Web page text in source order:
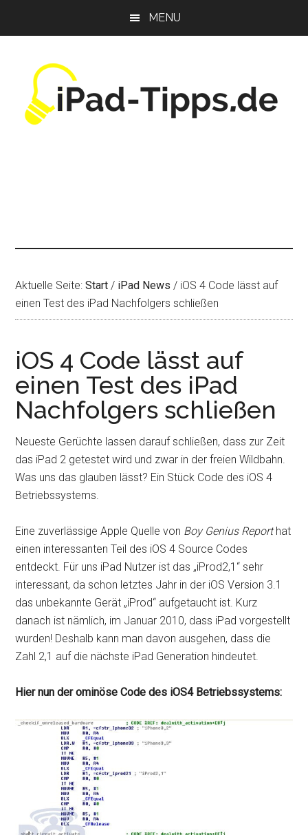
MENU
Aktuelle Seite:Start / iPad News / iOS 4 Code lässt auf
einen Test des iPad Nachfolgers schließen
iOS 4 Code lässt auf
einen Test des iPad
Nachfolgers schließen
Neueste Gerüchte lassen darauf schließen, dass zur Zeit
das iPad 2 getestet wird und zwar in der freien Wildbahn.
Was uns das glauben lässt? Ein Stück Code des iOS 4
Betriebssystems.
Eine zuverlässige Apple Quelle von Boy Genius Reporthat
einen interessanten Teil des iOS 4 Source Codes
entdeckt. Für uns iPad Nutzer ist das „iProd2,1“ sehr
interessant, da schon letztes Jahr in der iOS Version 3.1
das unbekannte Gerät „iProd“ aufgetaucht ist. Kurz
danach ist nämlich, im Januar 2010, dass iPad vorgestellt
wurden! Deshalb kann man davon ausgehen, dass die
Zahl 2,1 auf die nächste iPad Generation hindeutet.
Hier nun der ominöse Code des iOS4 Betriebssystems: